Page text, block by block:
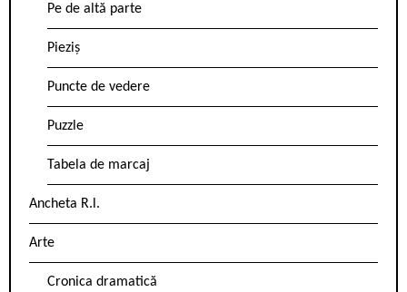
Pe de altă parte
Pieziș
Puncte de vedere
Puzzle
Tabela de marcaj
Ancheta R.l.
Arte
Cronica dramatică